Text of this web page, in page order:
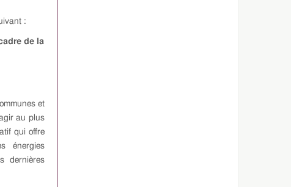
:
de la
et
au plus
qui offre
énergies
dernières